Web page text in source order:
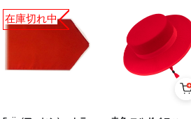
在庫切れ中